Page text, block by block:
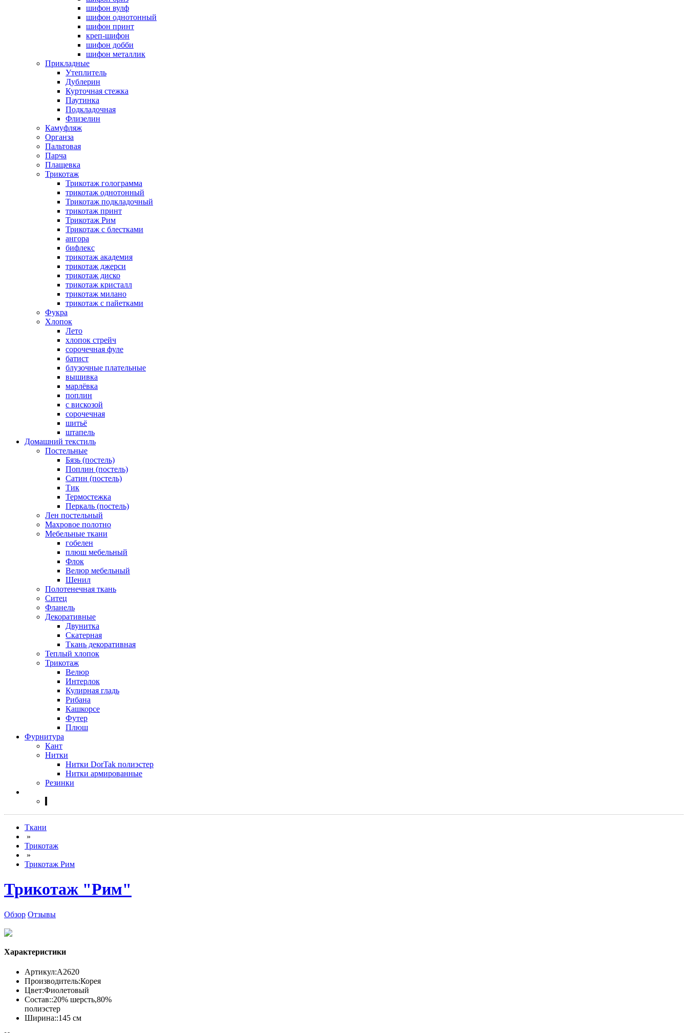
шифон вулф
шифон однотонный
шифон принт
креп-шифон
шифон добби
шифон металлик
Прикладные
Утеплитель
Дублерин
Курточная стежка
Паутинка
Подкладочная
Флизелин
Камуфляж
Органза
Пальтовая
Парча
Плащевка
Трикотаж
Трикотаж голограмма
трикотаж однотонный
Трикотаж подкладочный
трикотаж принт
Трикотаж Рим
Трикотаж с блестками
ангора
бифлекс
трикотаж академия
трикотаж джерси
трикотаж диско
трикотаж кристалл
трикотаж милано
трикотаж с пайетками
Фукра
Хлопок
Лето
хлопок стрейч
cорочечная фуле
батист
блузочные плательные
вышивка
марлёвка
поплин
с вискозой
сорочечная
шитьё
штапель
Домашний текстиль
Постельные
Бязь (постель)
Поплин (постель)
Сатин (постель)
Тик
Термостежка
Перкаль (постель)
Лен постельный
Махровое полотно
Мебельные ткани
гобелен
плюш мебельный
Флок
Велюр мебельный
Шенил
Полотенечная ткань
Ситец
Фланель
Декоративные
Двунитка
Скатерная
Ткань декоративная
Теплый хлопок
Трикотаж
Велюр
Интерлок
Кулирная гладь
Рибана
Кашкорсе
Футер
Плюш
Фурнитура
Кант
Нитки
Нитки DorTak полиэстер
Нитки армированные
Резинки
Ткани
»
Трикотаж
»
Трикотаж Рим
Трикотаж "Рим"
Обзор Отзывы
Характеристики
Артикул:А2620
Производитель:Корея
Цвет:Фиолетовый
Состав::20% шерсть,80%
полиэстер
Ширина::145 см